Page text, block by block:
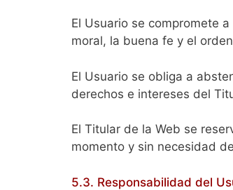
El Usuario se compromete
moral, la buena fe y el
El Usuario se obliga a
derechos e intereses del
El Titular de la Web se
momento y sin necesidad
5.3. Responsabilidad del